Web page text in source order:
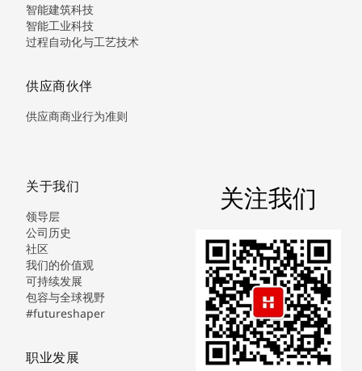
智能建筑科技
智能工业科技
过程自动化与工艺技术
供应商伙伴
供应商商业行为准则
关于我们
领导层
公司历史
社区
我们的价值观
可持续发展
包容与全球视野
#futureshaper
职业发展
关注我们